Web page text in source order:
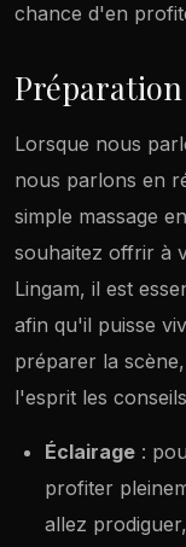
chance d'en
Préparation
Lorsque nous
nous parlons en
simple massage
souhaitez offrir à
Lingam, il est
afin qu'il puisse
préparer la
l'esprit les
Éclairage :
profiter
allez